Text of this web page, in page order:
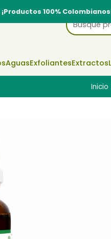
AguasExfoliantesExtractos
¡Productos 100%
Inicio